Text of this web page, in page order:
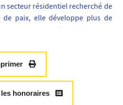
secteur résidentiel recherché de
de paix, elle développe plus de
parc paysager d’un hectare aux
contemporaine et fluide, la
sa luminosité naturelle et ses
Répartie sur trois niveaux
de vastes espaces de réception,
une salle de sport, une salle
honoraires